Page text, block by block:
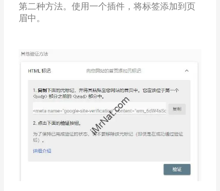
第二种方法。使用一个插件，将标签添加到页
眉中。